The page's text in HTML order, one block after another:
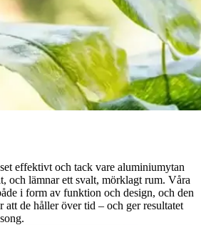
effektivt och tack vare aluminiumytan
och lämnar ett svalt, mörklagt rum. Våra
i form av funktion och design, och den
att de håller över tid – och ger resultatet